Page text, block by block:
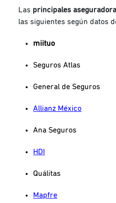
Las principales
las siguientes según datos
miituo
Seguros Atlas
General de Seguros
Allianz México
Ana Seguros
HDI
Quálitas
Mapfre